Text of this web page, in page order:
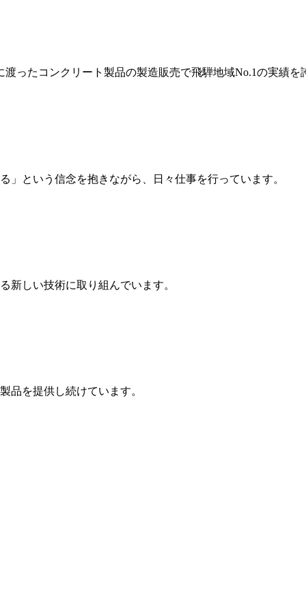
ったコンクリート製品の製造販売で飛騨地域No.1の実績を
という信念を抱きながら、日々仕事を行っています。
新しい技術に取り組んでいます。
品を提供し続けています。